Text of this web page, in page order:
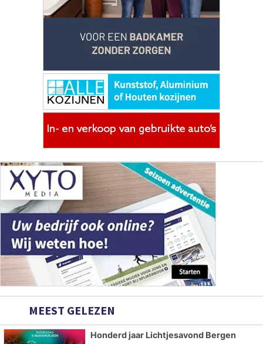
MEEST GELEZEN
Honderd jaar Lichtjesavond Bergen